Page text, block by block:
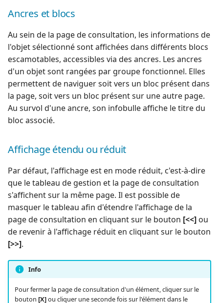
Ancres et blocs
Au sein de la page de consultation, les informations de
l'objet sélectionné sont affichées dans différents blocs
escamotables, accessibles via des ancres. Les ancres
d'un objet sont rangées par groupe fonctionnel. Elles
permettent de naviguer soit vers un bloc présent dans
la page, soit vers un bloc présent sur une autre page.
Au survol d'une ancre, son infobulle affiche le titre du
bloc associé.
Affichage étendu ou réduit
Par défaut, l'affichage est en mode réduit, c'est-à-dire
que le tableau de gestion et la page de consultation
s'affichent sur la même page. Il est possible de
masquer le tableau afin d'étendre l'affichage de la
page de consultation en cliquant sur le bouton [<<] ou
de revenir à l'affichage réduit en cliquant sur le bouton
[>>].
Info
Pour fermer la page de consultation d'un élément, cliquer sur le
bouton [X]ou cliquer une seconde fois sur l'élément dans le